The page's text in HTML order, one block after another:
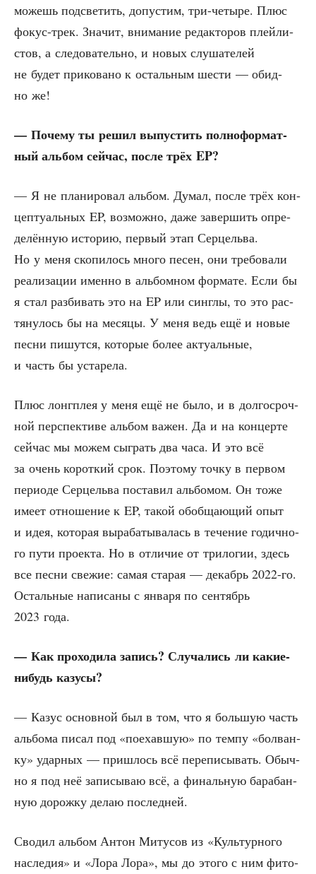
можешь под­све­тить, допу­стим, три-четы­ре. Плюс
фокус-трек. Зна­чит, вни­ма­ние редак­то­ров плей­ли­
стов, а сле­до­ва­тель­но, и новых слу­ша­те­лей
не будет при­ко­ва­но к осталь­ным шести — обид­
но же!
— Поче­му ты решил выпу­стить пол­но­фор­мат­
ный аль­бом сей­час, после трёх EP?
— Я не пла­ни­ро­вал аль­бом. Думал, после трёх кон­
цеп­ту­аль­ных EP, воз­мож­но, даже завер­шить опре­
де­лён­ную исто­рию, пер­вый этап Сер­цель­ва.
Но у меня ско­пи­лось мно­го песен, они тре­бо­ва­ли
реа­ли­за­ции имен­но в аль­бом­ном фор­ма­те. Если бы
я стал раз­би­вать это на EP или синглы, то это рас­
тя­ну­лось бы на меся­цы. У меня ведь ещё и новые
пес­ни пишут­ся, кото­рые более акту­аль­ные,
и часть бы устарела.
Плюс лонг­плея у меня ещё не было, и в дол­го­сроч­
ной пер­спек­ти­ве аль­бом важен. Да и на кон­цер­те
сей­час мы можем сыг­рать два часа. И это всё
за очень корот­кий срок. Поэто­му точ­ку в пер­вом
пери­о­де Сер­цель­ва поста­вил аль­бо­мом. Он тоже
име­ет отно­ше­ние к EP, такой обоб­ща­ю­щий опыт
и идея, кото­рая выра­ба­ты­ва­лась в тече­ние годич­но­
го пути про­ек­та. Но в отли­чие от три­ло­гии, здесь
все пес­ни све­жие: самая ста­рая — декабрь 2022-го.
Осталь­ные напи­са­ны с янва­ря по сен­тябрь
2023 года.
— Как про­хо­ди­ла запись? Слу­ча­лись ли какие-
нибудь казусы?
— Казус основ­ной был в том, что я боль­шую часть
аль­бо­ма писал под «поехав­шую» по тем­пу «бол­ван­
ку» удар­ных — при­шлось всё пере­пи­сы­вать. Обыч­
но я под неё запи­сы­ваю всё, а финаль­ную бара­бан­
ную дорож­ку делаю последней.
Сво­дил аль­бом Антон Миту­сов из «Куль­тур­но­го
насле­дия» и «Лора Лора», мы до это­го с ним фито­